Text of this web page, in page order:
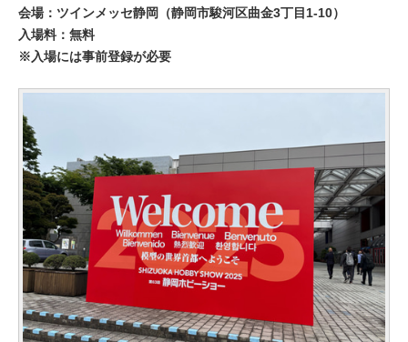
会場：ツインメッセ静岡（静岡市駿河区曲金3丁目1-10）
入場料：無料
※入場には事前登録が必要